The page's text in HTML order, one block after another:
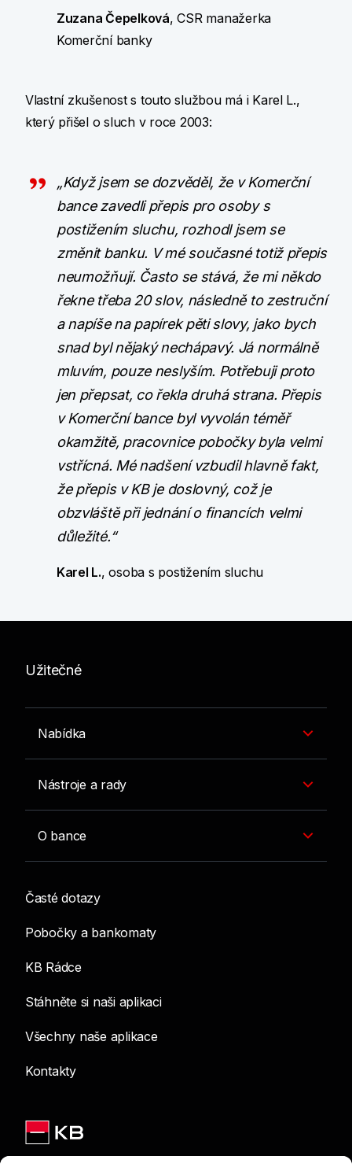
Zuzana Čepelková, CSR manažerka
Komerční banky
Vlastní zkušenost s touto službou má i Karel L.,
který přišel o sluch v roce 2003:
„Když jsem se dozvěděl, že v Komerční
bance zavedli přepis pro osoby s
postižením sluchu, rozhodl jsem se
změnit banku. V mé současné totiž přepis
neumožňují. Často se stává, že mi někdo
řekne třeba 20 slov, následně to zestruční
a napíše na papírek pěti slovy, jako bych
snad byl nějaký nechápavý. Já normálně
mluvím, pouze neslyším. Potřebuji proto
jen přepsat, co řekla druhá strana. Přepis
v Komerční bance byl vyvolán téměř
okamžitě, pracovnice pobočky byla velmi
vstřícná. Mé nadšení vzbudil hlavně fakt,
že přepis v KB je doslovný, což je
obzvláště při jednání o financích velmi
důležité.“
Karel L., osoba s postižením sluchu
Užitečné
Nabídka
Nástroje a rady
O bance
Časté dotazy
Pobočky a bankomaty
KB Rádce
Stáhněte si naši aplikaci
Všechny naše aplikace
Kontakty